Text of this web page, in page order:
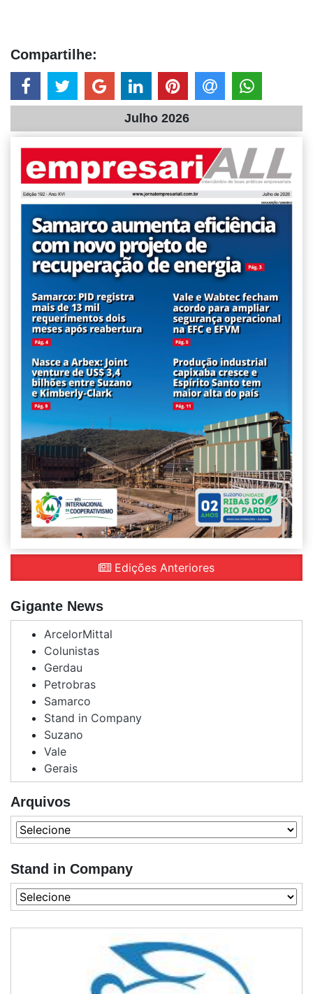
Compartilhe:
Julho 2026
Edições Anteriores
Gigante News
ArcelorMittal
Colunistas
Gerdau
Petrobras
Samarco
Stand in Company
Suzano
Vale
Gerais
Arquivos
Stand in Company